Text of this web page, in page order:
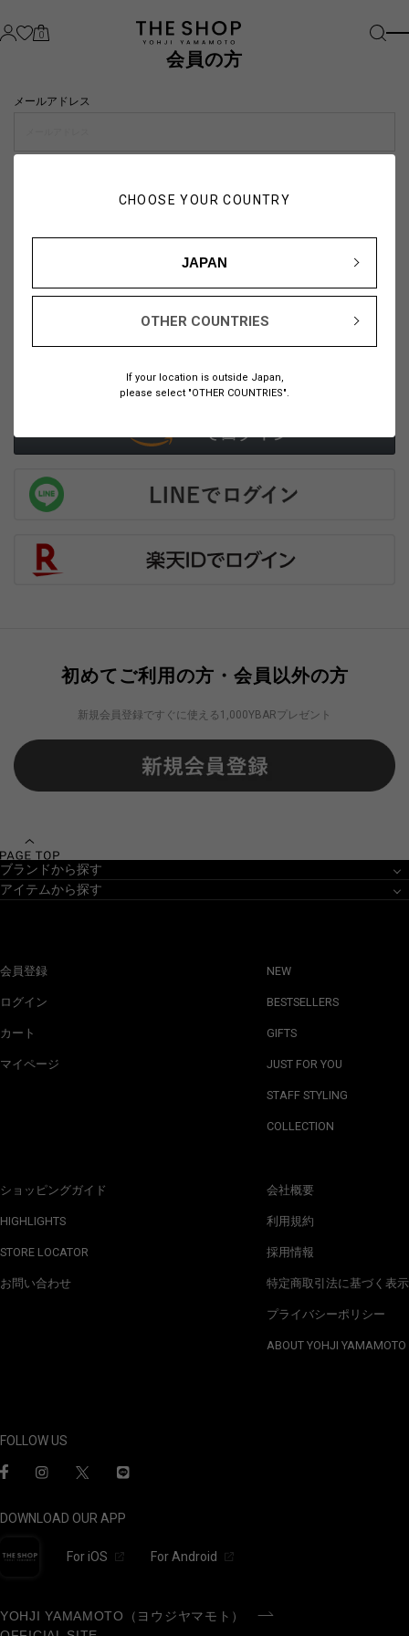
CHOOSE YOUR COUNTRY
JAPAN
OTHER COUNTRIES
If your location is outside Japan,
please select "OTHER COUNTRIES".
0
会員の方
メールアドレス
こちら
または
初めてご利用の方・会員以外の方
新規会員登録ですぐに使える1,000YBARプレゼント
ブランドから探す
アイテムから探す
会員登録
ログイン
カート
マイページ
ショッピングガイド
HIGHLIGHTS
STORE LOCATOR
お問い合わせ
NEW
BESTSELLERS
GIFTS
JUST FOR YOU
STAFF STYLING
COLLECTION
会社概要
利用規約
採用情報
特定商取引法に基づく表示
プライバシーポリシー
ABOUT YOHJI YAMAMOTO
FOLLOW US
DOWNLOAD OUR APP
For iOS For Android
YOHJI YAMAMOTO（ヨウジヤマモト）